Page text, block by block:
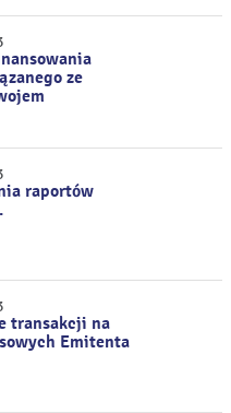
ze
raportów
transakcji na
Emitenta